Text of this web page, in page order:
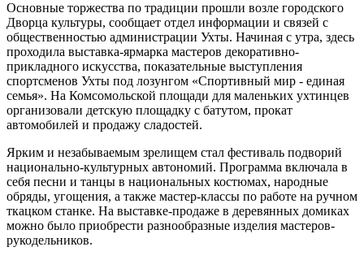
Основные торжества по традиции прошли возле городского
Дворца культуры, сообщает отдел информации и связей с
общественностью администрации Ухты. Начиная с утра, здесь
проходила выставка-ярмарка мастеров декоративно-
прикладного искусства, показательные выступления
спортсменов Ухты под лозунгом «Спортивный мир - единая
семья». На Комсомольской площади для маленьких ухтинцев
организовали детскую площадку с батутом, прокат
автомобилей и продажу сладостей.
Ярким и незабываемым зрелищем стал фестиваль подворий
национально-культурных автономий. Программа включала в
себя песни и танцы в национальных костюмах, народные
обряды, угощения, а также мастер-классы по работе на ручном
ткацком станке. На выставке-продаже в деревянных домиках
можно было приобрести разнообразные изделия мастеров-
рукодельников.